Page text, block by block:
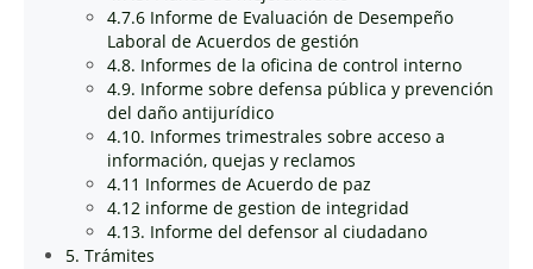
4.7.6 Informe de Evaluación de Desempeño
Laboral de Acuerdos de gestión
4.8. Informes de la oficina de control interno
4.9. Informe sobre defensa pública y prevención
del daño antijurídico
4.10. Informes trimestrales sobre acceso a
información, quejas y reclamos
4.11 Informes de Acuerdo de paz
4.12 informe de gestion de integridad
4.13. Informe del defensor al ciudadano
5. Trámites